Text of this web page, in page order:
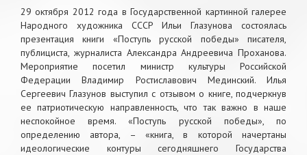
29 октября 2012 года в Государственной картинной галерее
Народного художника СССР Ильи Глазунова состоялась
презентация книги «Поступь русской победы» писателя,
публициста, журналиста Александра Андреевича Проханова.
Мероприятие посетил министр культуры Российской
Федерации Владимир Ростиславович Мединский. Илья
Сергеевич Глазунов выступил с отзывом о книге, подчеркнув
ее патриотическую направленность, что так важно в наше
неспокойное время. «Поступь русской победы», по
определению автора, – «книга, в которой начертаны
идеологические контуры сегодняшнего Государства